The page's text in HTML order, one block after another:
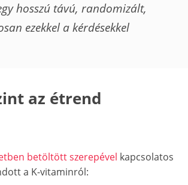
hosszú távú, randomizált,
ezekkel a kérdésekkel
az étrend
betöltött szerepével kapcsolatos
a K-vitaminról: